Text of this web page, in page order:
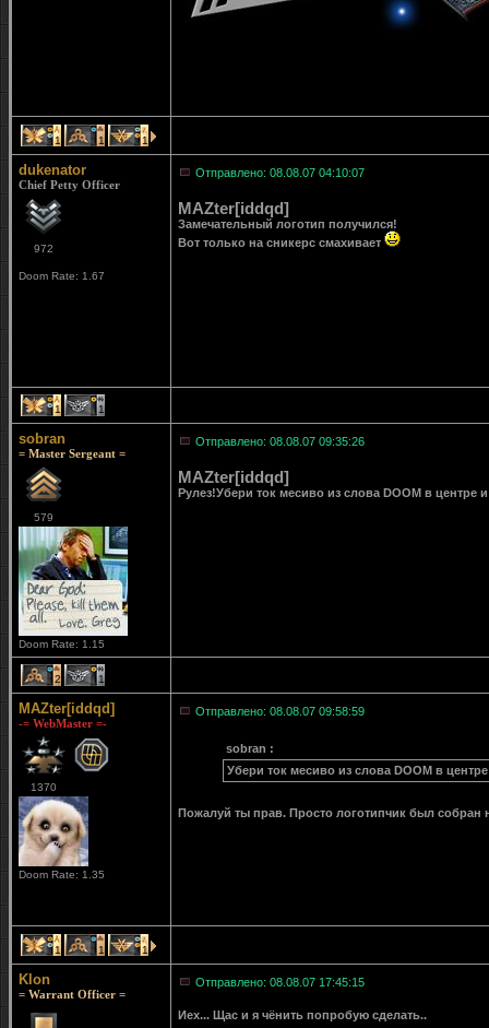
1 1 1
dukenator
Chief Petty Officer
972
Doom Rate: 1.67
Отправлено: 08.08.07 04:10:07
MAZter[iddqd]
Замечательный логотип получился!
Вот только на сникерс смахивает
1 1
sobran
= Master Sergeant =
579
Doom Rate: 1.15
Отправлено: 08.08.07 09:35:26
MAZter[iddqd]
Рулез!Убери ток месиво из слова DOOM в центре
2 1
MAZter[iddqd]
-= WebMaster =-
1370
Doom Rate: 1.35
Отправлено: 08.08.07 09:58:59
sobran :
Убери ток месиво из слова DOOM в
Пожалуй ты прав. Просто логотипчик был собран
1 1 1
Klon
= Warrant Officer =
Отправлено: 08.08.07 17:45:15
Иех... Щас и я чёнить попробую сделать..